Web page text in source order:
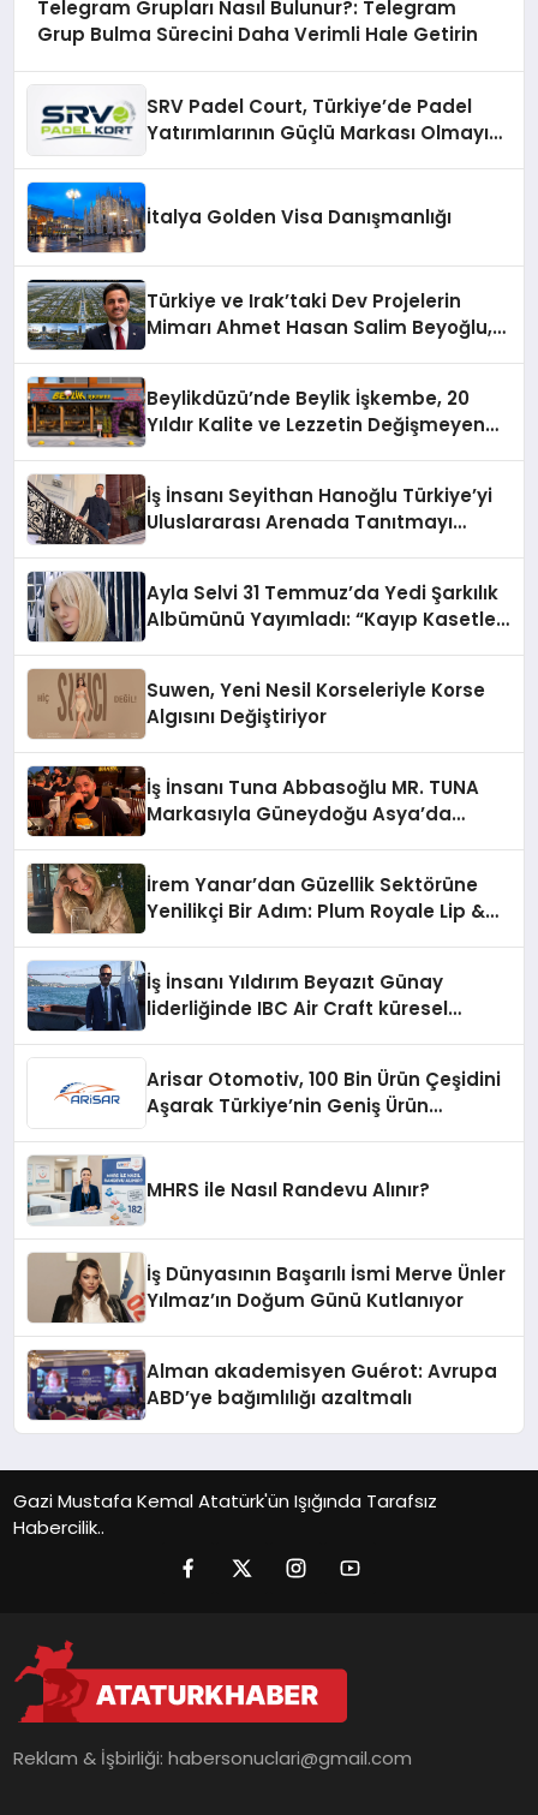
Telegram Grupları Nasıl Bulunur?: Telegram
Grup Bulma Sürecini Daha Verimli Hale Getirin
SRV Padel Court, Türkiye’de Padel
Yatırımlarının Güçlü Markası Olmayı
İtalya Golden Visa Danışmanlığı
Türkiye ve Irak’taki Dev Projelerin
Mimarı Ahmet Hasan Salim Beyoğlu,
Hayata Geçirecek
Beylikdüzü’nde Beylik İşkembe, 20
Yıldır Kalite ve Lezzetin Değişmeyen
İş İnsanı Seyithan Hanoğlu Türkiye’yi
Uluslararası Arenada Tanıtmayı
Ayla Selvi 31 Temmuz’da Yedi Şarkılık
Albümünü Yayımladı: “Kayıp Kasetler
Suwen, Yeni Nesil Korseleriyle Korse
Algısını Değiştiriyor
İş İnsanı Tuna Abbasoğlu MR. TUNA
Markasıyla Güneydoğu Asya’da
İrem Yanar’dan Güzellik Sektörüne
Yenilikçi Bir Adım: Plum Royale Lip &
İş İnsanı Yıldırım Beyazıt Günay
liderliğinde IBC Air Craft küresel
Arisar Otomotiv, 100 Bin Ürün Çeşidini
Aşarak Türkiye’nin Geniş Ürün
MHRS ile Nasıl Randevu Alınır?
İş Dünyasının Başarılı İsmi Merve Ünler
Yılmaz’ın Doğum Günü Kutlanıyor
Alman akademisyen Guérot: Avrupa
ABD’ye bağımlılığı azaltmalı
Gazi Mustafa Kemal Atatürk'ün Işığında Tarafsız
Habercilik..
Reklam & İşbirliği:habersonuclari@gmail.com